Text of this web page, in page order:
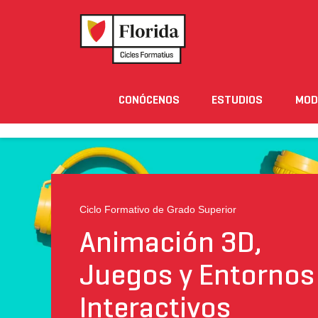
Noticias Eventos Blog Solicita
CONÓCENOS ESTUDIOS
Ciclo Formativo de Grado Superior
Animación 3D,
Juegos y Entornos
Interactivos